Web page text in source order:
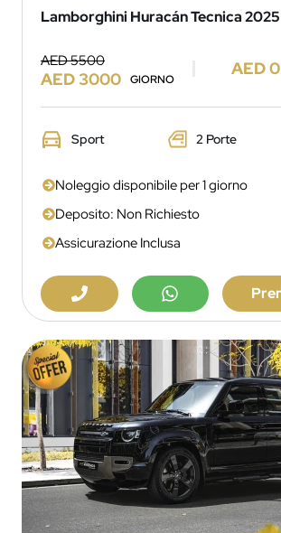
Lamborghini Huracán Tecnica 2025
AED 5500
AED 3000 GIORNO
AED 0
Sport 2 Porte
Noleggio disponibile per 1 giorno
Deposito: Non Richiesto
Assicurazione Inclusa